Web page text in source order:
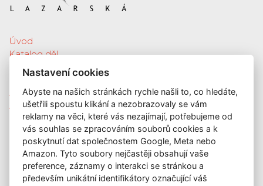
Úvod
Katalog děl
Služby
Nová díla
Aktuální výstava
Aukce
O nás
Kontakt
KONTAKT
GALERIE LAZARSKÁ
Nastavení cookies
Abyste na našich stránkách rychle našli to, co hledáte,
ušetřili spoustu klikání a nezobrazovaly se vám
reklamy na věci, které vás nezajímají, potřebujeme od
vás souhlas se zpracováním souborů cookies a k
poskytnutí dat společnostem Google, Meta nebo
Amazon. Tyto soubory nejčastěji obsahují vaše
preference, záznamy o interakci se stránkou a
především unikátní identifikátory označující váš